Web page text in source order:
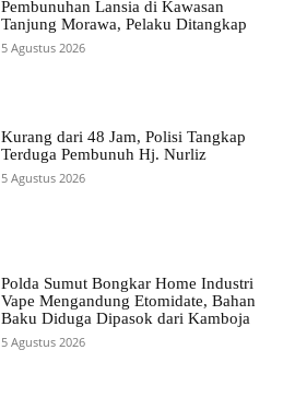
Pembunuhan Lansia di Kawasan
Tanjung Morawa, Pelaku Ditangkap
5 Agustus 2026
Kurang dari 48 Jam, Polisi Tangkap
Terduga Pembunuh Hj. Nurliz
5 Agustus 2026
Polda Sumut Bongkar Home Industri
Vape Mengandung Etomidate, Bahan
Baku Diduga Dipasok dari Kamboja
5 Agustus 2026